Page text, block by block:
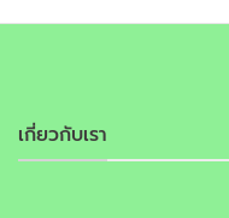
เกี่ยวกับเรา